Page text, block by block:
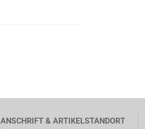
ANSCHRIFT & ARTIKELSTANDORT